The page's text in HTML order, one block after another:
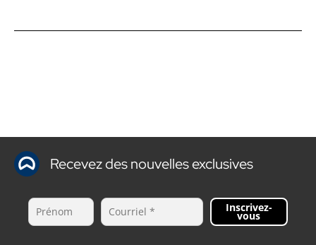
Recevez des nouvelles exclusives
Inscrivez-
vous